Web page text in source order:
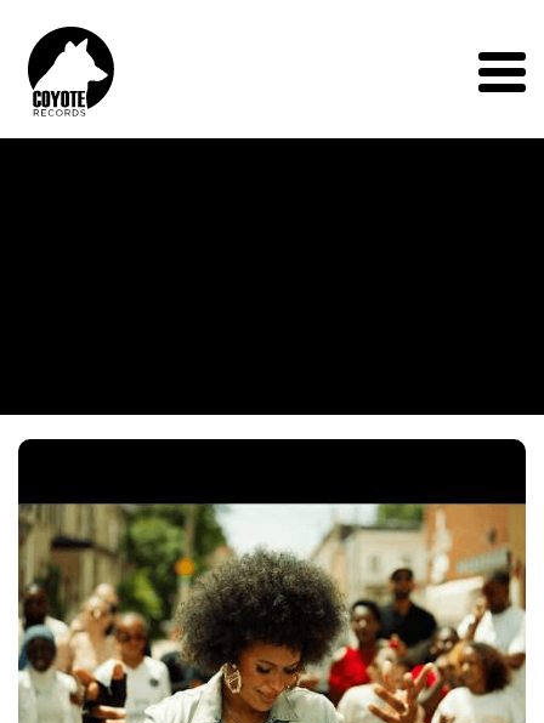
Records
Menu